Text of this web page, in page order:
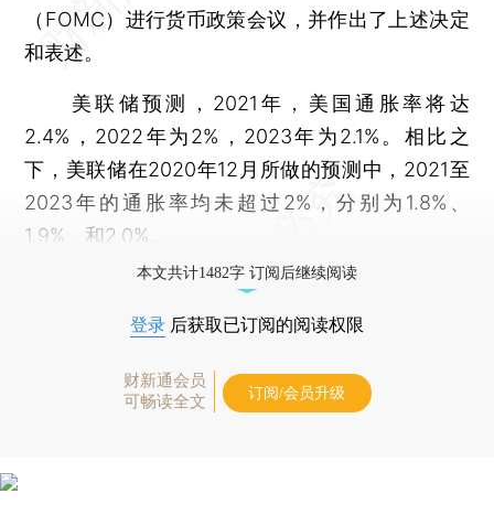
（FOMC）进行货币政策会议，并作出了上述决定
和表述。
美联储预测，2021年，美国通胀率将达
2.4%，2022年为2%，2023年为2.1%。相比之
下，美联储在2020年12月所做的预测中，2021至
2023年的通胀率均未超过2%，分别为1.8%、
1.9%、和2.0%。
本文共计1482字 订阅后继续阅读
登录 后获取已订阅的阅读权限
财新通会员
可畅读全文
订阅/会员升级